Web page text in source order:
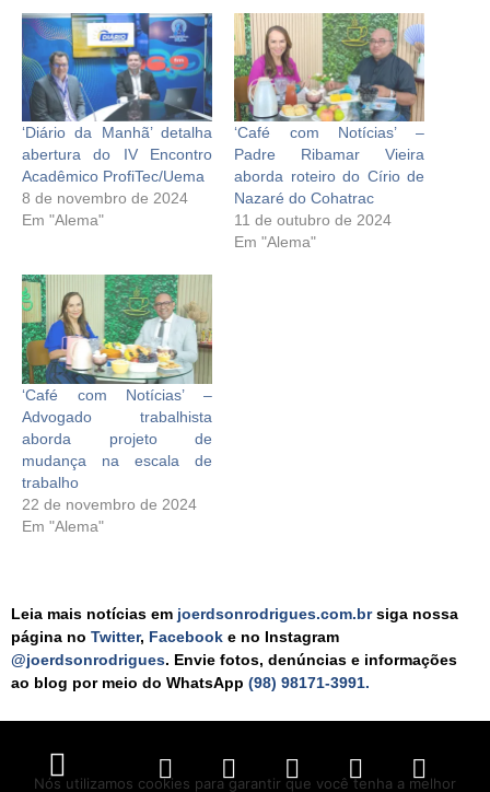
‘Diário da Manhã’ detalha
abertura do IV Encontro
Acadêmico ProfiTec/Uema
8 de novembro de 2024
Em "Alema"
‘Café com Notícias’ –
Padre Ribamar Vieira
aborda roteiro do Círio de
Nazaré do Cohatrac
11 de outubro de 2024
Em "Alema"
‘Café com Notícias’ –
Advogado trabalhista
aborda projeto de
mudança na escala de
trabalho
22 de novembro de 2024
Em "Alema"
Leia mais notícias em joerdsonrodrigues.com.brsiga nossa
página no Twitter, Facebook e no Instagram
@joerdsonrodrigues. Envie fotos, denúncias e informações
ao blog por meio do WhatsApp (98) 98171-3991.
Nós utilizamos cookies para garantir que você tenha a melhor